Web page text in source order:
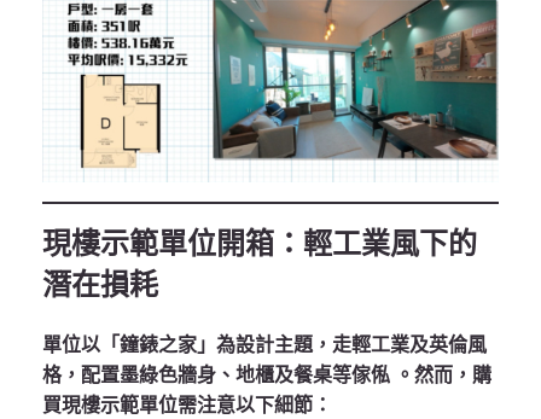
現樓示範單位開箱：輕工業風下的
潛在損耗
單位以「鐘錶之家」為設計主題，走輕工業及英倫風
格，配置墨綠色牆身、地櫃及餐桌等傢俬 。然而，購
買現樓示範單位需注意以下細節：